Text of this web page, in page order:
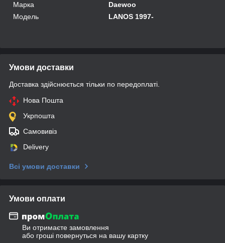
Марка
Daewoo
Мoдель
LANOS 1997-
Умови доставки
Доставка здійснюється тільки по передоплаті.
Нова Пошта
Укрпошта
Самовивіз
Delivery
Всі умови доставки
Умови оплати
Ви отримаєте замовлення
або гроші повернуться на вашу картку